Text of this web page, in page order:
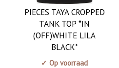
PIECES TAYA CROPPED
TANK TOP *IN
(OFF)WHITE LILA
BLACK*
✓ Op voorraad